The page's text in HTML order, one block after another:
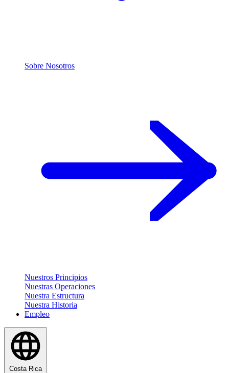
Sobre Nosotros
Nuestros Principios
Nuestras Operaciones
Nuestra Estructura
Nuestra Historia
Empleo
Costa Rica